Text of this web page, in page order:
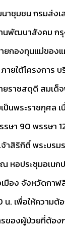
าชุมชน กรมส่งเ
นพัฒนาสังคม กรุ
ยกองทุนแม่ของ
ายใต้โครงการ
ยราชสดุดี สมเด็
ป็นพระราชกุศล
รษา 90 พรรษา
าสิริกิติ์ พระบรม
หอประชุมอเนก
มือง จังหวัดกาฬ
. เพื่อให้ความต้
ของผู้ป่วยที่ต้อง